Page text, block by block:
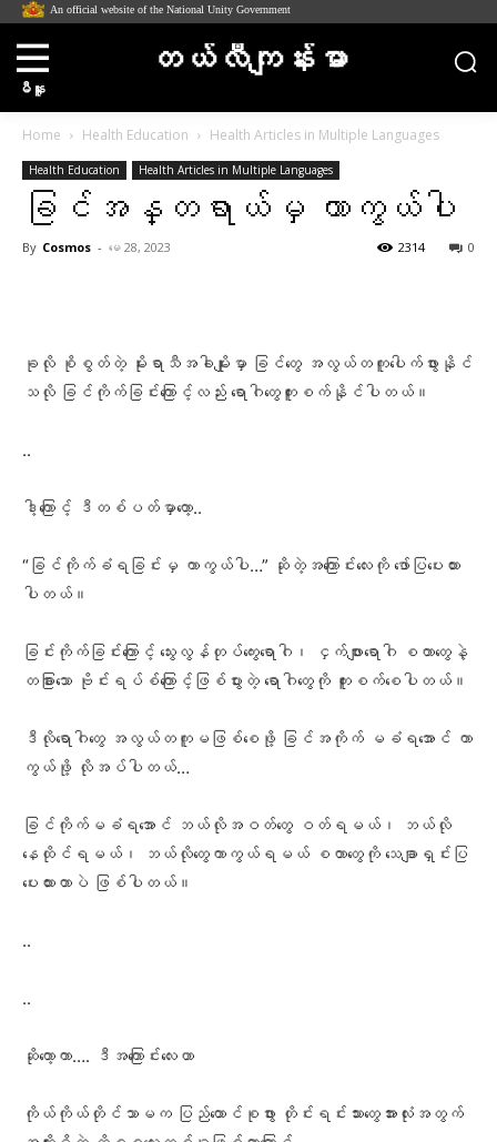
An official website of the National Unity Government
မီနူး
တယ်လီကျန်းမာ
Home Health Education Health Articles in Multiple Languages
Health Education Health Articles in Multiple Languages
ခြင်အန္တရာယ်မှ ကာကွယ်ပါ
By Cosmos - မေ 28, 2023 0
2314
ခုလို စိုစွတ်တဲ့ မိုးရာသီအခါမျိုးမှာ ခြင်တွေ အလွယ်တကူပေါက်ဖွားနိုင်
သလို ခြင်ကိုက်ခြင်းကြောင့်လည်း ရောဂါတွေကူးစက်နိုင်ပါတယ်။
..
ဒါ့ကြောင့် ဒီတစ်ပတ်မှာတော့..
“ခြင်ကိုက်ခံရခြင်းမှ ကာကွယ်ပါ…” ဆိုတဲ့အကြောင်းလေးကို ဖော်ပြပေးထား
ပါတယ်။
ခြင်းကိုက်ခြင်းကြောင့် သွေးလွန်တုပ်ကွေးရောဂါ၊ ငှက်ဖျားရောဂါ စတာတွေနဲ့
တခြားသော ဗိုင်းရပ်စ်ကြောင့်ဖြစ်ပွားတဲ့ ရောဂါတွေကို ကူးစက်စေပါတယ်။
ဒီလိုရောဂါတွေ အလွယ်တကူမဖြစ်စေဖို့ ခြင်အကိုက် မခံရအောင် ကာ
ကွယ်ဖို့ လိုအပ်ပါတယ်…
ခြင်ကိုက်မခံရအောင် ဘယ်လိုအဝတ်တွေ ဝတ်ရမယ်၊ ဘယ်လို
နေထိုင်ရမယ်၊ ဘယ်လိုတွေကာကွယ်ရမယ် စတာတွေကို သေချာရှင်းပြ
ပေးထားတာပဲ ဖြစ်ပါတယ်။
..
..
ဆိုတော့ကာ…. ဒီအကြောင်းလေးဟာ
ကိုယ်ကိုယ်တိုင်သာမက ပြည်ထောင်စုဖွား တိုင်းရင်းသားတွေအားလုံးအတွက်